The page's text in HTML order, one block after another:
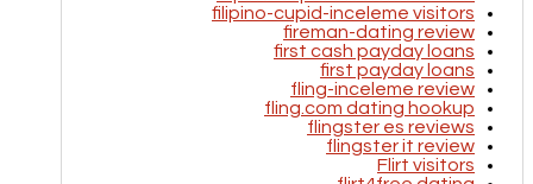
filipino-cupid-inceleme visitors
fireman-dating review
first cash payday loans
first payday loans
fling-inceleme review
fling.com dating hookup
flingster es reviews
flingster it review
Flirt visitors